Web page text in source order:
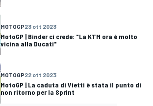
MOTOGP23 ott 2023
MotoGP | Binder ci crede: "La KTM ora è molto
vicina alla Ducati"
MOTOGP22 ott 2023
MotoGP | La caduta di Vietti è stata il punto di
non ritorno per la Sprint